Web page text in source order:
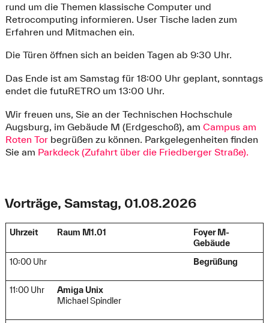
rund um die Themen klassische Computer und
Retrocomputing informieren. User Tische laden zum
Erfahren und Mitmachen ein.
Die Türen öffnen sich an beiden Tagen ab 9:30 Uhr.
Das Ende ist am Samstag für 18:00 Uhr geplant, sonntags
endet die futuRETRO um 13:00 Uhr.
Wir freuen uns, Sie an der Technischen Hochschule
Augsburg, im Gebäude M (Erdgeschoß), am Campus am
Roten Torbegrüßen zu können. Parkgelegenheiten finden
Sie am Parkdeck (Zufahrt über die Friedberger Straße).
Vorträge, Samstag, 01.08.2026
Uhrzeit Raum M1.01
Foyer M-
Gebäude
10:00 Uhr
Begrüßung
11:00 Uhr
Amiga Unix
Michael Spindler